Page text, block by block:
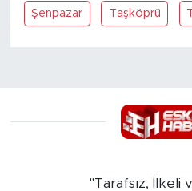
Şenpazar Taşköprü
"Tarafsız, İlkeli